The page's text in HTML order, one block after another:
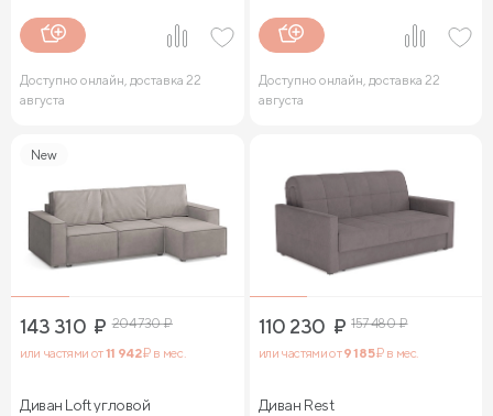
Доступно онлайн, доставка 22
августа
Доступно онлайн, доставка 22
августа
New
143 310 ₽ 204 730₽
или частями от11 942₽ в мес.
Диван Loft угловой
110 230 ₽ 157 480₽
или частями от9 185₽ в мес.
Диван Rest